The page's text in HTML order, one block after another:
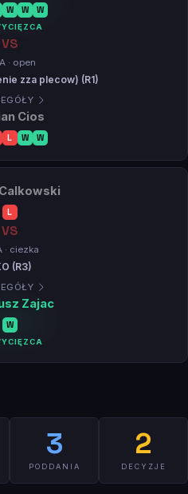
W W W
VS
· open
zza plecow) (R1)
Cios
L W W
L
VS
· ciezka
(R3)
Zajac
W
3
PODDANIA
2
DECYZJE